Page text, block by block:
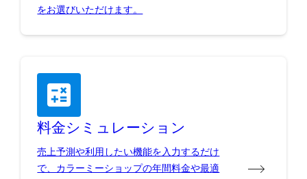
をお選びいただけます。
料金シミュレーション
売上予測や利用したい機能を入力するだけ
で、カラーミーショップの年間料金や最適